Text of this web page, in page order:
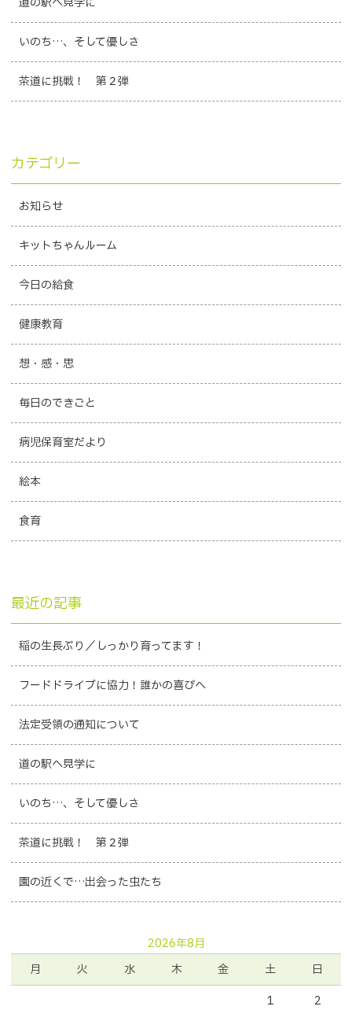
いのち…、そして優しさ
茶道に挑戦！ 第２弾
カテゴリー
お知らせ
キットちゃんルーム
今日の給食
健康教育
想・感・思
毎日のできごと
病児保育室だより
絵本
食育
最近の記事
稲の生長ぶり／しっかり育ってます！
フードドライブに協力！誰かの喜びへ
法定受領の通知について
道の駅へ見学に
いのち…、そして優しさ
茶道に挑戦！ 第２弾
園の近くで…出会った虫たち
2026年8月
月
火 水 木 金 土
日
1
2